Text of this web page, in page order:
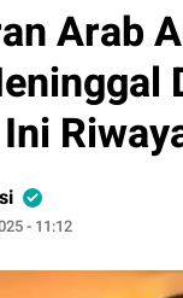
Arab
- 11:12